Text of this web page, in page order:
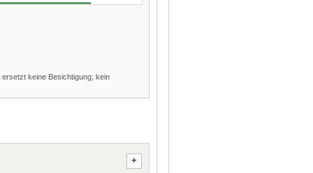
ersetzt keine Besichtigung, kein